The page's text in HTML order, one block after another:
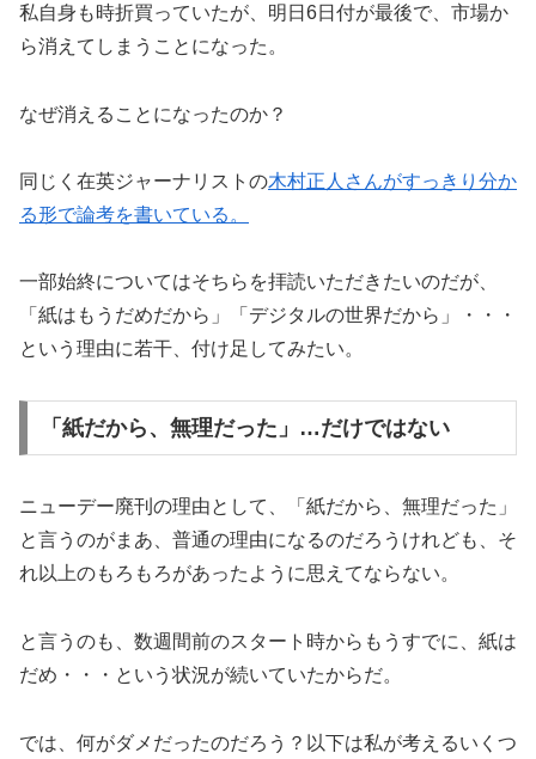
私自身も時折買っていたが、明日6日付が最後で、市場か
ら消えてしまうことになった。
なぜ消えることになったのか？
同じく在英ジャーナリストの木村正人さんがすっきり分か
る形で論考を書いている。
一部始終についてはそちらを拝読いただきたいのだが、
「紙はもうだめだから」「デジタルの世界だから」・・・
という理由に若干、付け足してみたい。
「紙だから、無理だった」…だけではない
ニューデー廃刊の理由として、「紙だから、無理だった」
と言うのがまあ、普通の理由になるのだろうけれども、そ
れ以上のもろもろがあったように思えてならない。
と言うのも、数週間前のスタート時からもうすでに、紙は
だめ・・・という状況が続いていたからだ。
では、何がダメだったのだろう？以下は私が考えるいくつ